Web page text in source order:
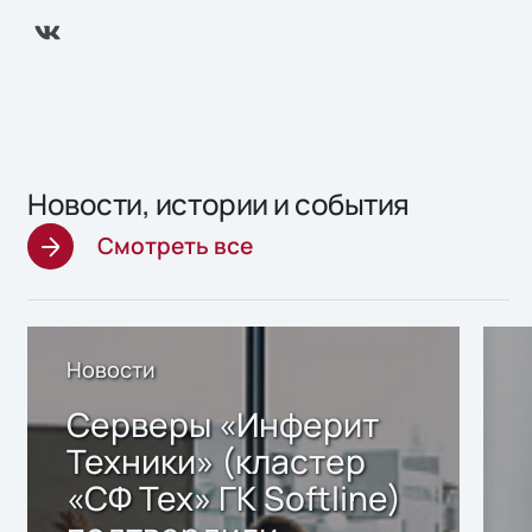
Новости, истории и события
Смотреть все
Новости
Серверы «Инферит
Техники» (кластер
«СФ Тех» ГК Softline)